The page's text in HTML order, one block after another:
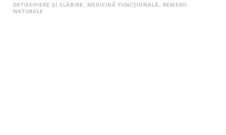
DETOXIFIERE ȘI SLĂBIRE MEDICINĂ FUNCȚIONALĂ
REMEDII
NATURALE